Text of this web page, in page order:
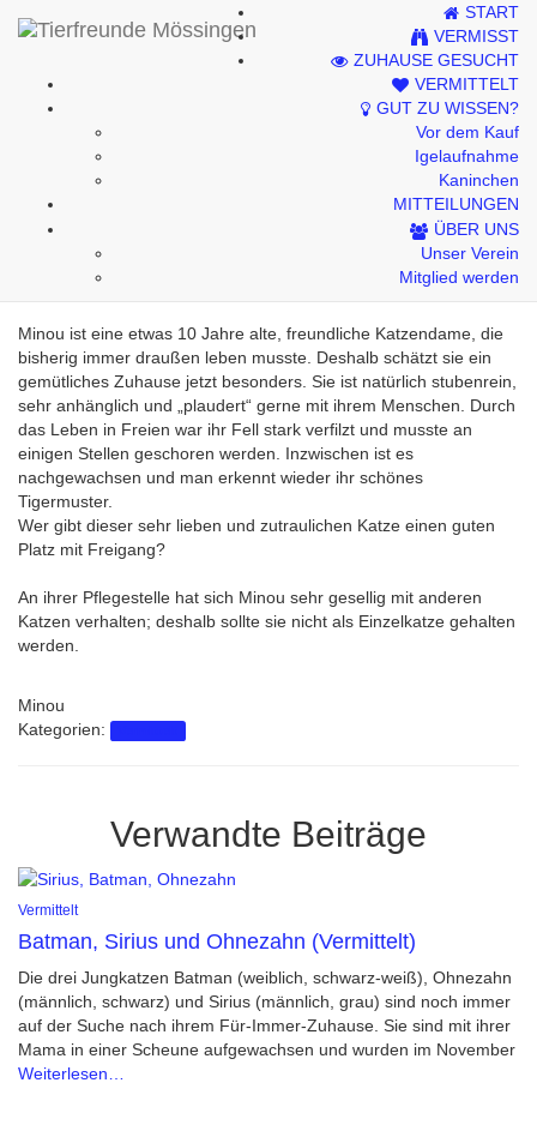
Kontakt
START
VERMISST
ZUHAUSE GESUCHT
VERMITTELT
GUT ZU WISSEN?
Vor dem Kauf
Igelaufnahme
Kaninchen
MITTEILUNGEN
ÜBER UNS
Unser Verein
Mitglied werden
Minou ist eine etwas 10 Jahre alte, freundliche Katzendame, die
bisherig immer draußen leben musste. Deshalb schätzt sie ein
gemütliches Zuhause jetzt besonders. Sie ist natürlich stubenrein,
sehr anhänglich und „plaudert“ gerne mit ihrem Menschen. Durch
das Leben in Freien war ihr Fell stark verfilzt und musste an
einigen Stellen geschoren werden. Inzwischen ist es
nachgewachsen und man erkennt wieder ihr schönes
Tigermuster.
Wer gibt dieser sehr lieben und zutraulichen Katze einen guten
Platz mit Freigang?
An ihrer Pflegestelle hat sich Minou sehr gesellig mit anderen
Katzen verhalten; deshalb sollte sie nicht als Einzelkatze gehalten
werden.
Minou
Kategorien:
Verwandte Beiträge
Vermittelt
Batman, Sirius und Ohnezahn (Vermittelt)
Die drei Jungkatzen Batman (weiblich, schwarz-weiß), Ohnezahn
(männlich, schwarz) und Sirius (männlich, grau) sind noch immer
auf der Suche nach ihrem Für-Immer-Zuhause. Sie sind mit ihrer
Mama in einer Scheune aufgewachsen und wurden im November
Weiterlesen…